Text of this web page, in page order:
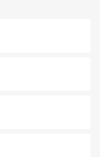
める外せないスポット